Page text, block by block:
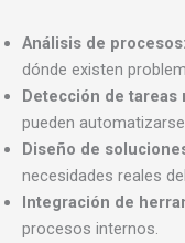
Análisis de procesos:
dónde existen
Detección de tareas
pueden
Diseño de
necesidades reales
Integración de
procesos internos.